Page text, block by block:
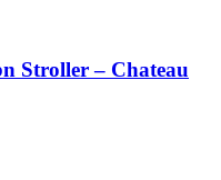
Stroller – Chateau